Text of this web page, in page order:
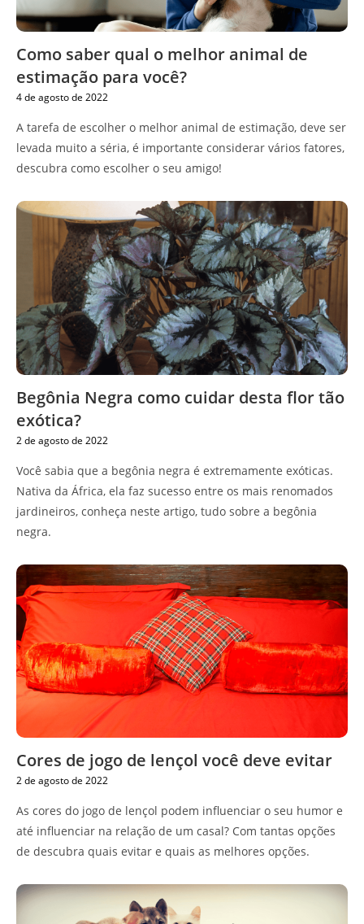
Como saber qual o melhor animal de
estimação para você?
4 de agosto de 2022
A tarefa de escolher o melhor animal de estimação, deve ser
levada muito a séria, é importante considerar vários fatores,
descubra como escolher o seu amigo!
Begônia Negra como cuidar desta flor tão
exótica?
2 de agosto de 2022
Você sabia que a begônia negra é extremamente exóticas.
Nativa da África, ela faz sucesso entre os mais renomados
jardineiros, conheça neste artigo, tudo sobre a begônia
negra.
Cores de jogo de lençol você deve evitar
2 de agosto de 2022
As cores do jogo de lençol podem influenciar o seu humor e
até influenciar na relação de um casal? Com tantas opções
de descubra quais evitar e quais as melhores opções.